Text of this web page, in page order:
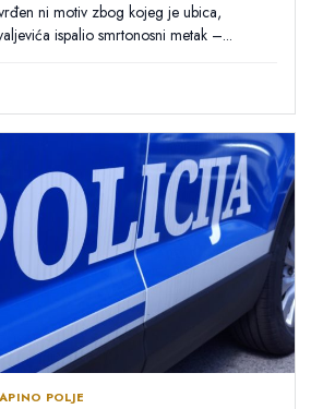
ni motiv zbog kojeg je ubica,
ispalio smrtonosni metak –...
POLJE